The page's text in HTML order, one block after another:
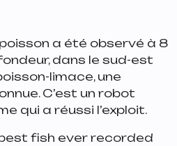
a été observé à 8
dans le sud-est
limace, une
C’est un robot
qui a réussi l’exploit.
fish ever recorded